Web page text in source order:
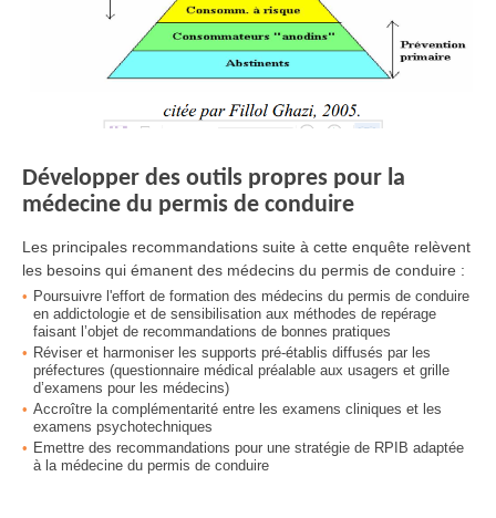
Développer des outils propres pour la
médecine du permis de conduire
Les principales recommandations suite à cette enquête relèvent
les besoins qui émanent des médecins du permis de conduire :
Poursuivre l'effort de formation des médecins du permis de conduire
en addictologie et de sensibilisation aux méthodes de repérage
faisant l’objet de recommandations de bonnes pratiques
Réviser et harmoniser les supports pré-établis diffusés par les
préfectures (questionnaire médical préalable aux usagers et grille
d’examens pour les médecins)
Accroître la complémentarité entre les examens cliniques et les
examens psychotechniques
Emettre des recommandations pour une stratégie de RPIB adaptée
à la médecine du permis de conduire